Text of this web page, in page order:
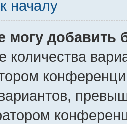
началу
могу добавить
количества